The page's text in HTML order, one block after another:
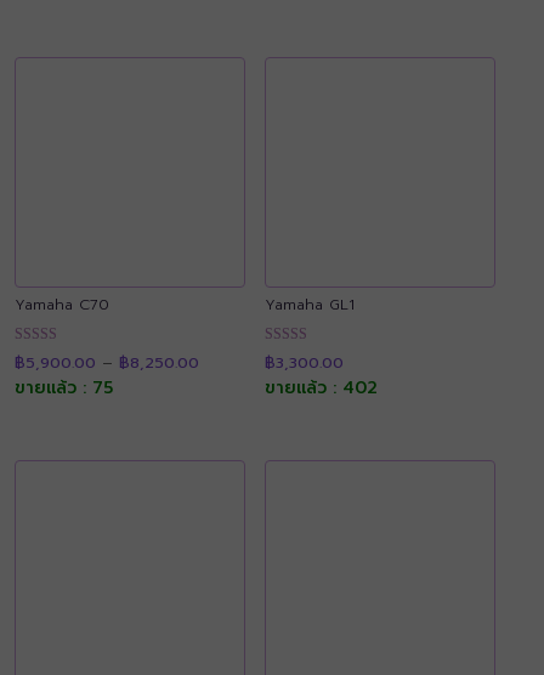
Yamaha C70
ให้คะแนน
4.91
ตั้งแต่ 1-5
฿5,900.00 – ฿8,250.00
฿5,900.00
ขายแล้ว : 75
Yamaha GL1
ให้คะแนน
4.89
ตั้งแต่ 1-5
฿3,300.00
ขายแล้ว : 402